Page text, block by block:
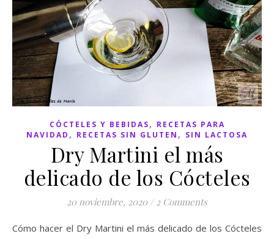
CÓCTELES Y BEBIDAS, RECETAS PARA
NAVIDAD , RECETAS SIN GLUTEN , SIN LACTOSA
Dry Martini el más
delicado de los Cócteles
20 noviembre, 2020 / 2 Comments
Cómo hacer el Dry Martini el más delicado de los Cócteles